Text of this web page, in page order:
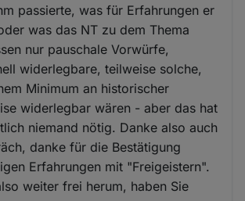
passierte, was für Erfahrungen er
was das NT zu dem Thema
nur pauschale Vorwürfe,
widerlegbare, teilweise solche,
Minimum an historischer
widerlegbar wären - aber das hat
niemand nötig. Danke also auch
danke für die Bestätigung
Erfahrungen mit "Freigeistern".
weiter frei herum, haben Sie